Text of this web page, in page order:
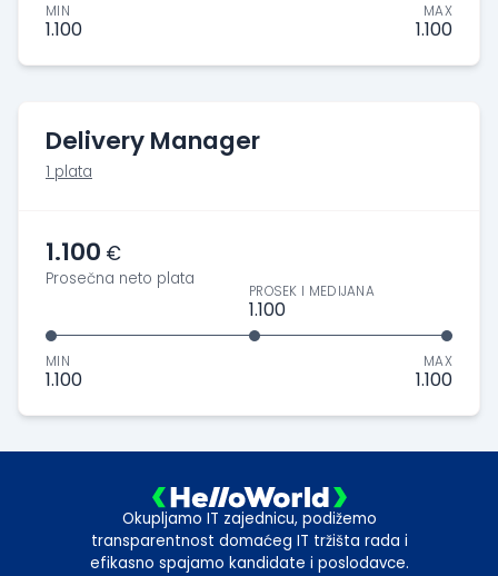
MIN
1.100
MAX
1.100
Delivery Manager
1 plata
1.100 €
Prosečna neto plata
MIN
1.100
PROSEK I MEDIJANA
1.100
MAX
1.100
Okupljamo IT zajednicu, podižemo
transparentnost domaćeg IT tržišta rada i
efikasno spajamo kandidate i poslodavce.